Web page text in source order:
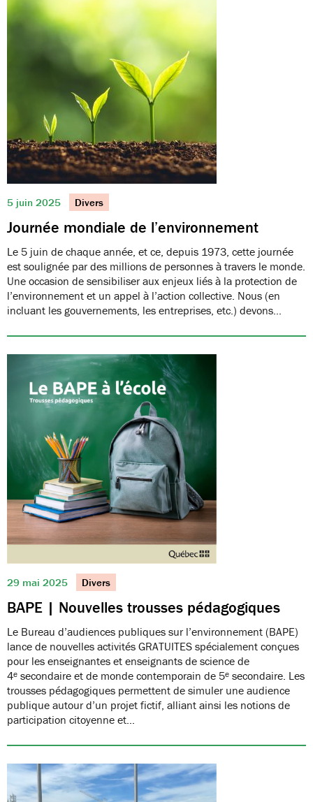
5 juin 2025 Divers
Journée mondiale de l’environnement
Le 5 juin de chaque année, et ce, depuis 1973, cette journée
est soulignée par des millions de personnes à travers le monde.
Une occasion de sensibiliser aux enjeux liés à la protection de
l’environnement et un appel à l’action collective. Nous (en
incluant les gouvernements, les entreprises, etc.) devons…
29 mai 2025 Divers
BAPE | Nouvelles trousses pédagogiques
Le Bureau d’audiences publiques sur l’environnement (BAPE)
lance de nouvelles activités GRATUITES spécialement conçues
pour les enseignantes et enseignants de science de
4ᵉ secondaire et de monde contemporain de 5ᵉ secondaire. Les
trousses pédagogiques permettent de simuler une audience
publique autour d’un projet fictif, alliant ainsi les notions de
participation citoyenne et…